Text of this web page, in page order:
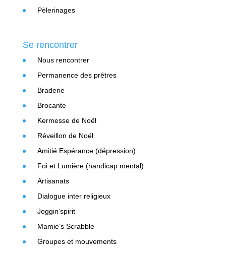
Pèlerinages
Se rencontrer
Nous rencontrer
Permanence des prêtres
Braderie
Brocante
Kermesse de Noël
Réveillon de Noël
Amitié Espérance (dépression)
Foi et Lumière (handicap mental)
Artisanats
Dialogue inter religieux
Joggin’spirit
Mamie’s Scrabble
Groupes et mouvements